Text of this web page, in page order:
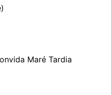
Maré Tardia